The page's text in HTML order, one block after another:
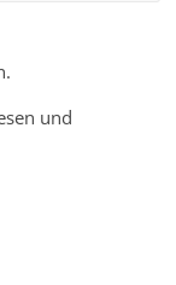
und